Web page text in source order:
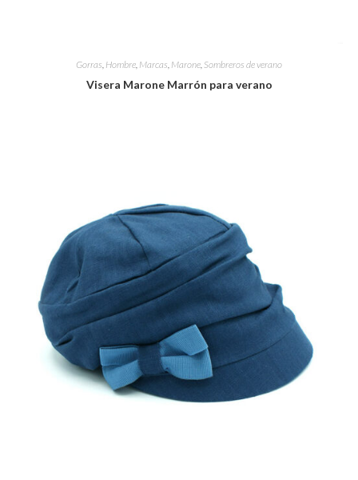
Gorras, Hombre, Marcas, Marone, Sombreros de verano
Visera Marone Marrón para verano